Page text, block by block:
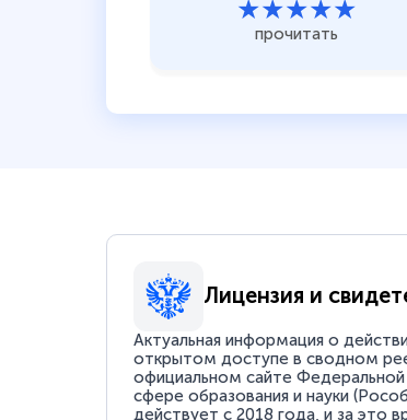
★★★★★
прочитать
Лицензия и
Актуальная информация о
открытом доступе в сводном
официальном сайте
сфере образования и науки
действует с 2018 года, и за это